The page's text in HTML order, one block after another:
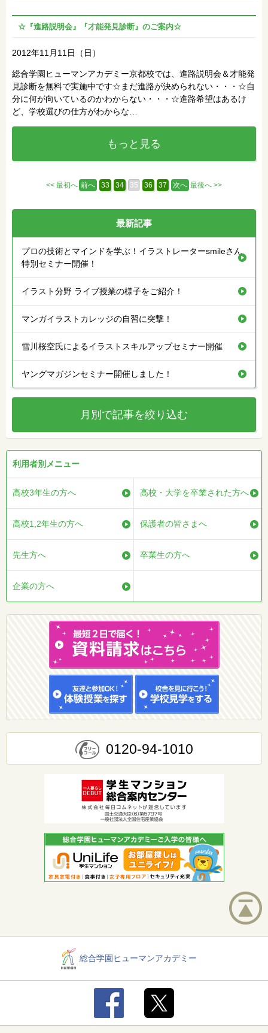
☆『進路説明会』『才能発見診断』のご案内☆
2012年11月11日（日）
総合学園ヒューマンアカデミー京都校では、進路説明会＆才能発
見診断を無料で実施中です☆まだ進路が決められない・・・☆自
分に何が向いているのかわからない・・・☆進路希望はあるけ
ど、学校選びの仕方がわからな…
もっと見る
<< 最初へ 前へ 33 34 35 36 37 次へ 最後へ >>
最新記事
プロの技術とマインドを学ぶ！イラストレーターsmileさん
特別セミナー開催！
イラスト分野 ライブ授業の様子をご紹介！
マンガイラストカレッジの自習に突撃！
雪川桜空氏によるイラストスキルアップセミナー開催
ヤングマガジンセミナー開催しました！
月別で記事を絞り込む
利用者別メニュー
高校3年生の方へ 高校・大学を卒業された方へ
高校1,2年生の方へ 保護者の皆さまへ
先生方へ 卒業生の方へ
企業の方へ
0120-94-1010
総合学園ヒューマンアカデミー